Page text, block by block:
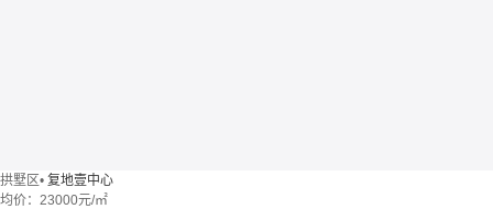
拱墅区• 复地壹中心
均价： 23000元/㎡